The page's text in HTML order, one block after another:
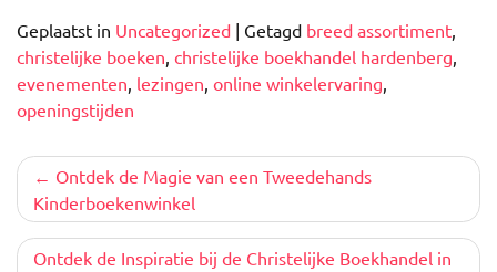
Geplaatst in Uncategorized | Getagd breed assortiment,
christelijke boeken, christelijke boekhandel hardenberg,
evenementen, lezingen, online winkelervaring,
openingstijden
Berichtnavigatie
Ontdek de Magie van een Tweedehands
Kinderboekenwinkel
Ontdek de Inspiratie bij de Christelijke Boekhandel in